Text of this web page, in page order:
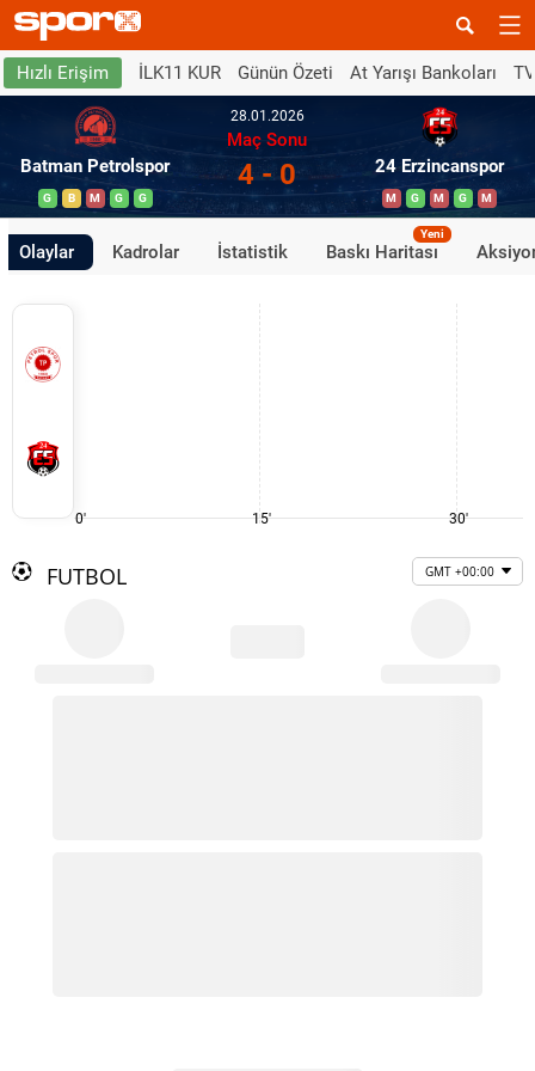
Hızlı Erişim İLK11 KUR Günün Özeti At Yarışı Bankoları
Batman Petrolspor
G B M G G
28.01.2026
Maç Sonu
4 - 0 24 Erzincanspor
M G M G M
Olaylar Kadrolar İstatistik Baskı Haritası
Yeni
0' 15' 30'
FUTBOL GMT +00:00